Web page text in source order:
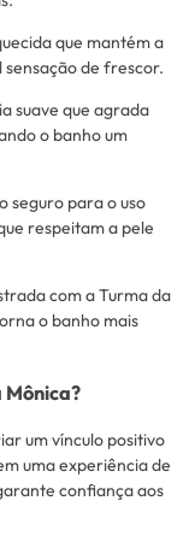
que mantém a
de frescor.
suave que agrada
o banho um
seguro para o uso
respeitam a pele
com a Turma da
o banho mais
Mônica?
um vínculo positivo
uma experiência de
confiança aos